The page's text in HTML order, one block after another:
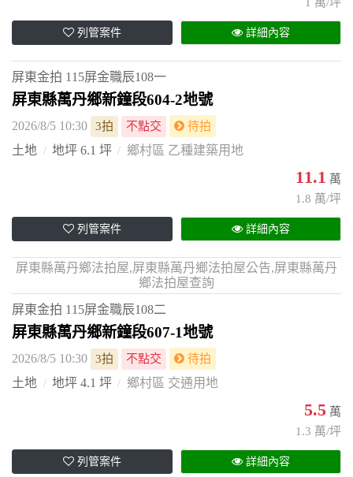
列管案件 詳細內容
屏東金拍 115屏金職辰108一
屏東縣萬丹鄉新鐘段604-2地號
2026/8/5 10:30 3拍 不點交 待拍
土地 地坪 6.1 坪 鄉村區 乙種建築用地
11.1 萬
1.8 萬/坪
列管案件 詳細內容
屏東縣萬丹鄉法拍屋,屏東縣萬丹鄉法拍屋公告,屏東縣萬丹
鄉法拍屋查詢
屏東金拍 115屏金職辰108二
屏東縣萬丹鄉新鐘段607-1地號
2026/8/5 10:30 3拍 不點交 待拍
土地 地坪 4.1 坪 鄉村區 交通用地
5.5 萬
1.3 萬/坪
列管案件 詳細內容